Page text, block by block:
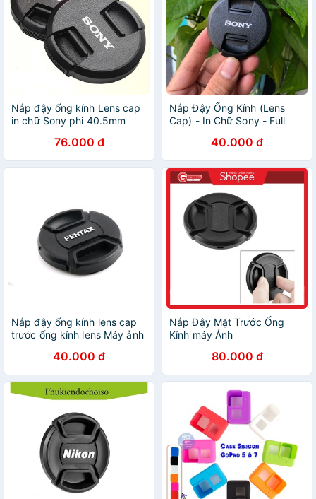
Nắp đậy ống kính Lens cap
in chữ Sony phi 40.5mm
76.000 đ
Nắp Đậy Ống Kính (Lens
Cap) - In Chữ Sony - Full
40.000 đ
Nắp đậy ống kính lens cap
trước ống kính lens Máy ảnh
40.000 đ
Nắp Đậy Mặt Trước Ống
Kính máy Ảnh
80.000 đ